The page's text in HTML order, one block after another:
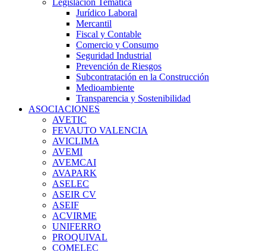
Legislación Temática
Jurídico Laboral
Mercantil
Fiscal y Contable
Comercio y Consumo
Seguridad Industrial
Prevención de Riesgos
Subcontratación en la Construcción
Medioambiente
Transparencia y Sostenibilidad
ASOCIACIONES
AVETIC
FEVAUTO VALENCIA
AVICLIMA
AVEMI
AVEMCAI
AVAPARK
ASELEC
ASEIR CV
ASEIF
ACVIRME
UNIFERRO
PROQUIVAL
COMELEC